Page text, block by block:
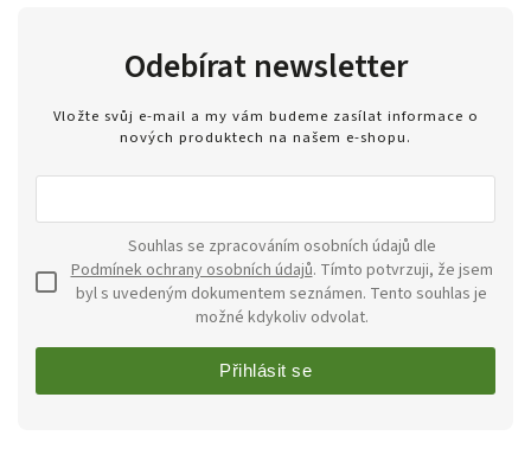
Odebírat newsletter
Vložte svůj e-mail a my vám budeme zasílat informace o
nových produktech na našem e-shopu.
Podmínek ochrany osobních údajů. Tímto potvrzuji, že jsem
byl s uvedeným dokumentem seznámen. Tento souhlas je
možné kdykoliv odvolat.
Přihlásit se